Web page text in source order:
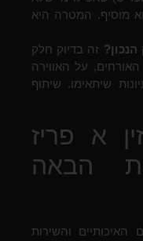
מוסיף. המטרה היא
זה בדיוק חלק
על האווירה
שיתאימו. שיתוף
א פריז
הבאה
והשירות